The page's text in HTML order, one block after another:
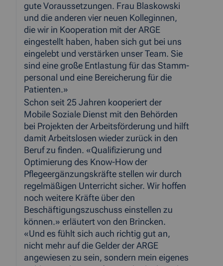
gute Voraussetzungen. Frau Blaskowski
und die anderen vier neuen Kolleginnen,
die wir in Kooperation mit der ARGE
eingestellt haben, haben sich gut bei uns
eingelebt und verstärken unser Team. Sie
sind eine große Entlastung für das Stamm-
personal und eine Bereicherung für die
Patienten.»
Schon seit 25 Jahren kooperiert der
Mobile Soziale Dienst mit den Behörden
bei Projekten der Arbeitsförderung und hilft
damit Arbeitslosen wieder zurück in den
Beruf zu finden. «Qualifizierung und
Optimierung des Know-How der
Pflegeergänzungskräfte stellen wir durch
regelmäßigen Unterricht sicher. Wir hoffen
noch weitere Kräfte über den
Beschäftigungszuschuss einstellen zu
können.» erläutert von den Brincken.
«Und es fühlt sich auch richtig gut an,
nicht mehr auf die Gelder der ARGE
angewiesen zu sein, sondern mein eigenes